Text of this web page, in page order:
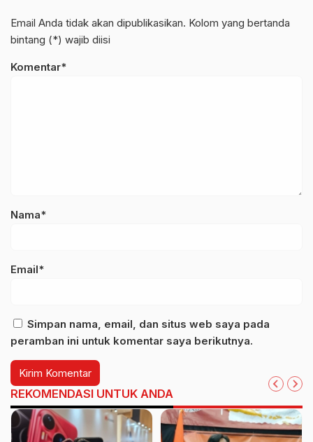
Email Anda tidak akan dipublikasikan. Kolom yang bertanda
bintang (*) wajib diisi
Komentar*
Nama*
Email*
Simpan nama, email, dan situs web saya pada
peramban ini untuk komentar saya berikutnya.
REKOMENDASI UNTUK ANDA